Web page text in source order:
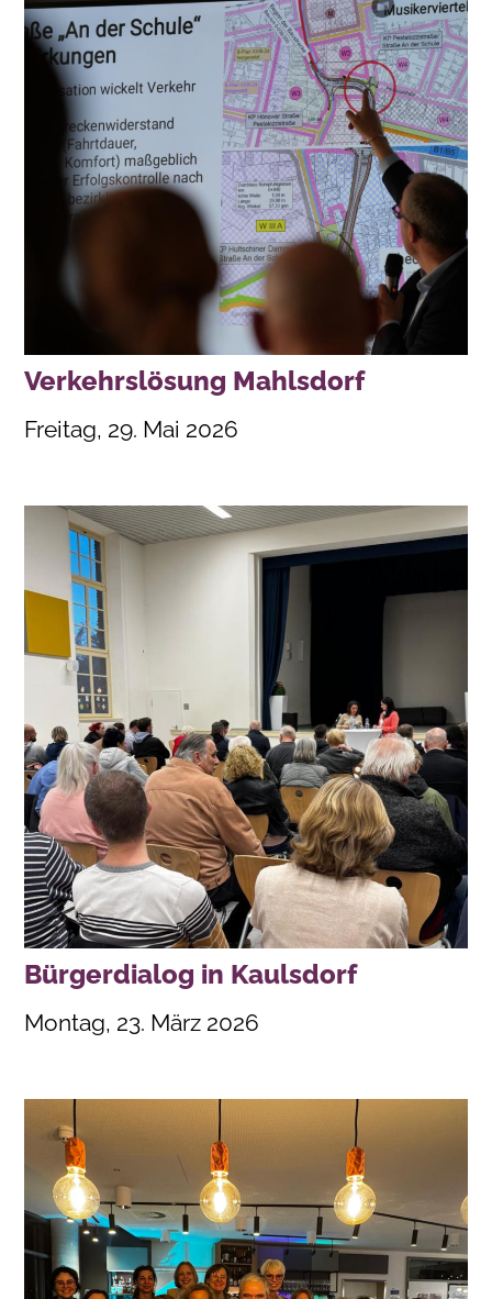
Verkehrslösung Mahlsdorf
Freitag, 29. Mai 2026
Bürgerdialog in Kaulsdorf
Montag, 23. März 2026